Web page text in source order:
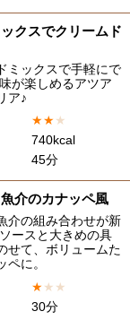
クスでクリームド
ミックスで手軽にで
が楽しめるアツア
ア♪
★★★
740kcal
45分
介のカナッペ風
介の組み合わせが新
ースと大きめの具
せて、ボリュームた
ペに。
★★ ★
30分